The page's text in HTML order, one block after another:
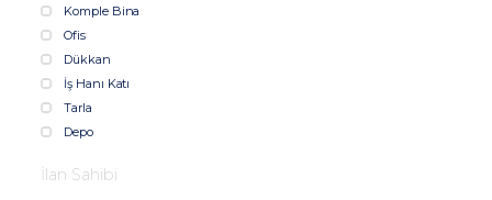
Komple Bina
Ofis
Dükkan
İş Hanı Katı
Tarla
Depo
İlan Sahibi